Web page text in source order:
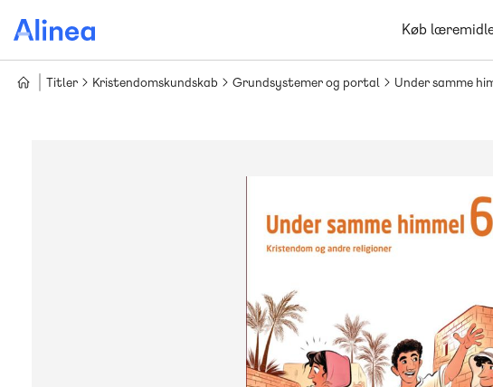
hovedindhold
Køb
Titler Kristendomskundskab Grundsystemer og portal Under samme